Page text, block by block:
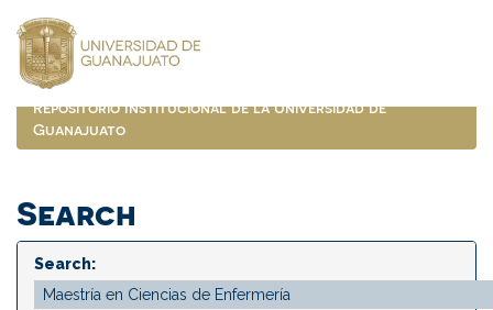
navigation
Repositorio Institucional de la Universidad de
Guanajuato
Search
Search: